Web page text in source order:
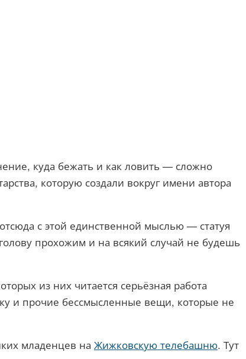
куда бежать и как ловить — сложно
которую создали вокруг имени автора
с этой единственной мыслью — статуя
прохожим и на всякий случай не будешь
из них читается серьёзная работа
и прочие бессмысленные вещи, которые не
младенцев на Жижковскую телебашню. Тут